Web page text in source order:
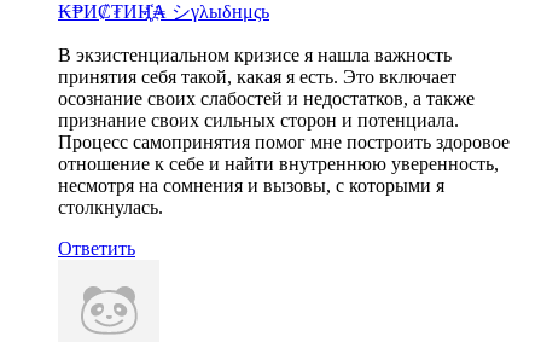
₭₱И₡₮ИҢ҉₳ シγλыδнμςь
В экзистенциальном кризисе я нашла важность
принятия себя такой, какая я есть. Это включает
осознание своих слабостей и недостатков, а также
признание своих сильных сторон и потенциала.
Процесс самопринятия помог мне построить здоровое
отношение к себе и найти внутреннюю уверенность,
несмотря на сомнения и вызовы, с которыми я
столкнулась.
Ответить